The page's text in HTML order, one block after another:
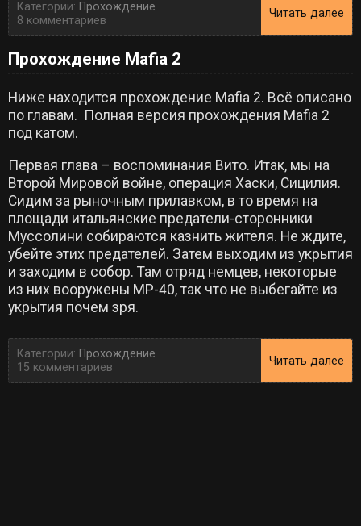
Категории: Прохождение
8 комментариев
Читать далее
Прохождение Mafia 2
Ниже находится прохождение Mafia 2. Всё описано
по главам. Полная версия прохождения Mafia 2
под катом.
Первая глава – воспоминания Вито. Итак, мы на
Второй Мировой войне, операция Хаски, Сицилия.
Сидим за рыночным прилавком, в то время на
площади итальянские предатели-сторонники
Муссолини собираются казнить жителя. Не ждите,
убейте этих предателей. Затем выходим из укрытия
и заходим в собор. Там отряд немцев, некоторые
из них вооружены МР-40, так что не выбегайте из
укрытия почем зря.
Категории: Прохождение
15 комментариев
Читать далее